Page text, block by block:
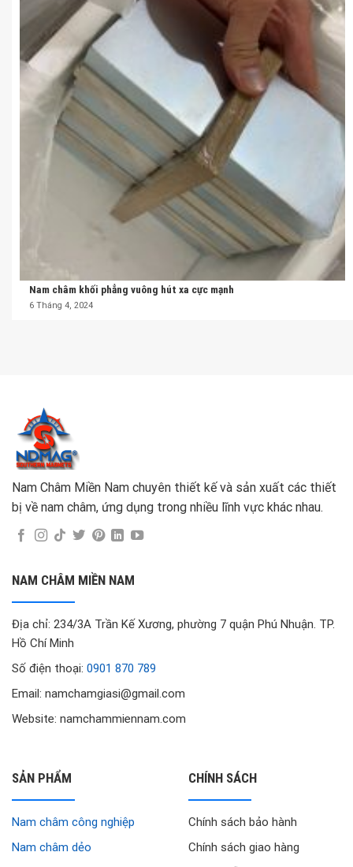
Nam châm khối phẳng vuông hút xa cực mạnh
6 Tháng 4, 2024
Nam Châm Miền Nam chuyên thiết kế và sản xuất các thiết
bị về nam châm, ứng dụng trong nhiều lĩnh vực khác nhau.
NAM CHÂM MIỀN NAM
Địa chỉ: 234/3A Trần Kế Xương, phường 7 quận Phú Nhuận. TP.
Hồ Chí Minh
Số điện thoại: 0901 870 789
Email: namchamgiasi@gmail.com
Website: namchammiennam.com
SẢN PHẨM
Nam châm công nghiệp
Nam châm dẻo
CHÍNH SÁCH
Chính sách bảo hành
Chính sách giao hàng